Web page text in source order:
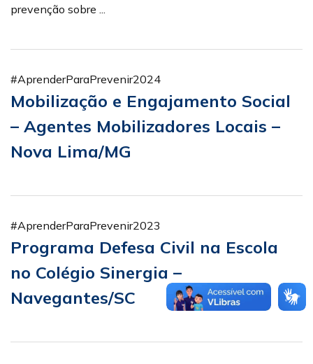
prevenção sobre ...
#AprenderParaPrevenir2024
Mobilização e Engajamento Social
– Agentes Mobilizadores Locais –
Nova Lima/MG
#AprenderParaPrevenir2023
Programa Defesa Civil na Escola
no Colégio Sinergia –
Navegantes/SC